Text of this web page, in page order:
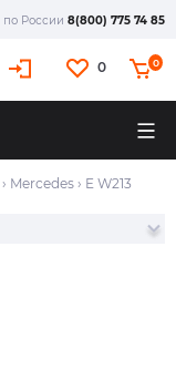
по России 8(800) 775 74 85
0 0
› Mercedes › E W213